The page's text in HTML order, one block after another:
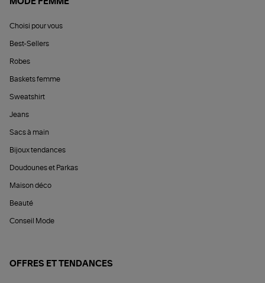
MODE FEMME
Choisi pour vous
Best-Sellers
Robes
Baskets femme
Sweatshirt
Jeans
Sacs à main
Bijoux tendances
Doudounes et Parkas
Maison déco
Beauté
Conseil Mode
OFFRES ET TENDANCES